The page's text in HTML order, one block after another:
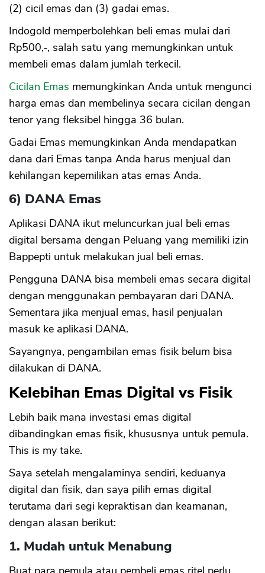
(2) cicil emas dan (3) gadai emas.
Indogold memperbolehkan beli emas mulai dari
Rp500,-, salah satu yang memungkinkan untuk
membeli emas dalam jumlah terkecil.
Cicilan Emas memungkinkan Anda untuk mengunci
harga emas dan membelinya secara cicilan dengan
tenor yang fleksibel hingga 36 bulan.
Gadai Emas memungkinkan Anda mendapatkan
dana dari Emas tanpa Anda harus menjual dan
kehilangan kepemilikan atas emas Anda.
6) DANA Emas
Aplikasi DANA ikut meluncurkan jual beli emas
digital bersama dengan Peluang yang memiliki izin
Bappepti untuk melakukan jual beli emas.
Pengguna DANA bisa membeli emas secara digital
dengan menggunakan pembayaran dari DANA.
Sementara jika menjual emas, hasil penjualan
masuk ke aplikasi DANA.
Sayangnya, pengambilan emas fisik belum bisa
dilakukan di DANA.
Kelebihan Emas Digital vs Fisik
Lebih baik mana investasi emas digital
dibandingkan emas fisik, khususnya untuk pemula.
This is my take.
Saya setelah mengalaminya sendiri, keduanya
digital dan fisik, dan saya pilih emas digital
terutama dari segi kepraktisan dan keamanan,
dengan alasan berikut:
1. Mudah untuk Menabung